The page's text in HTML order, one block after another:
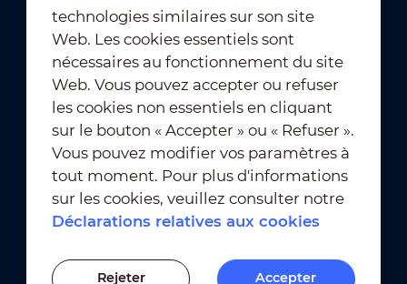
Abonnement à la newsletter
Conditions d'utilisation
｜
Conformité en matière de confidentialité
Paramètres des cookies
technologies similaires sur son site
Web. Les cookies essentiels sont
nécessaires au fonctionnement du site
Web. Vous pouvez accepter ou refuser
les cookies non essentiels en cliquant
sur le bouton « Accepter » ou « Refuser ».
Vous pouvez modifier vos paramètres à
tout moment. Pour plus d'informations
sur les cookies, veuillez consulter notre
Déclarations relatives aux cookies
Rejeter Accepter